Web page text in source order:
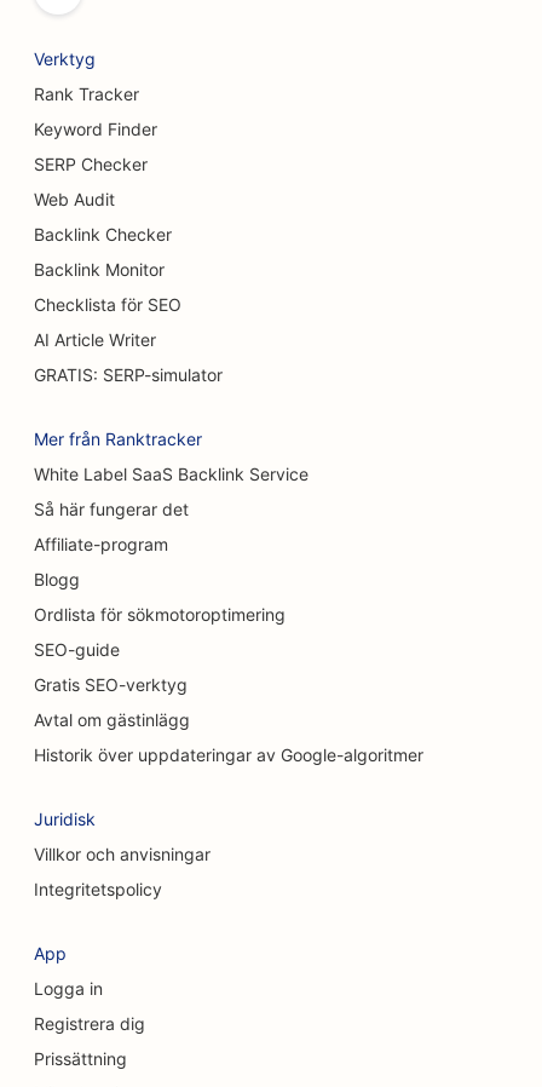
SEO för bröstförstoringstjänster
SEO för bufférestauranger
SEO för hamburgerbilar
SEO för konditorier
SEO för brännskadekirurger
SEO för biltvättar
SEO för kaféer
SEO för matt- och golvbutiker
SEO för Chemical Peel-tjänster
SEO för kattkaféer
SEO för kiropraktorer
SEO för städtjänster
SEO för kaféer
SEO för konsultföretag
SEO för kosmetiska kirurger
SEO för kraniofaciala kirurger
SEO för kreditföreningar
Verktyg
Rank Tracker
Keyword Finder
SERP Checker
Web Audit
Backlink Checker
Backlink Monitor
Checklista för SEO
AI Article Writer
GRATIS: SERP-simulator
Mer från Ranktracker
White Label SaaS Backlink Service
Så här fungerar det
Affiliate-program
Blogg
Ordlista för sökmotoroptimering
SEO-guide
Gratis SEO-verktyg
Avtal om gästinlägg
Historik över uppdateringar av Google-algoritmer
Juridisk
Villkor och anvisningar
Integritetspolicy
App
Logga in
Registrera dig
Prissättning